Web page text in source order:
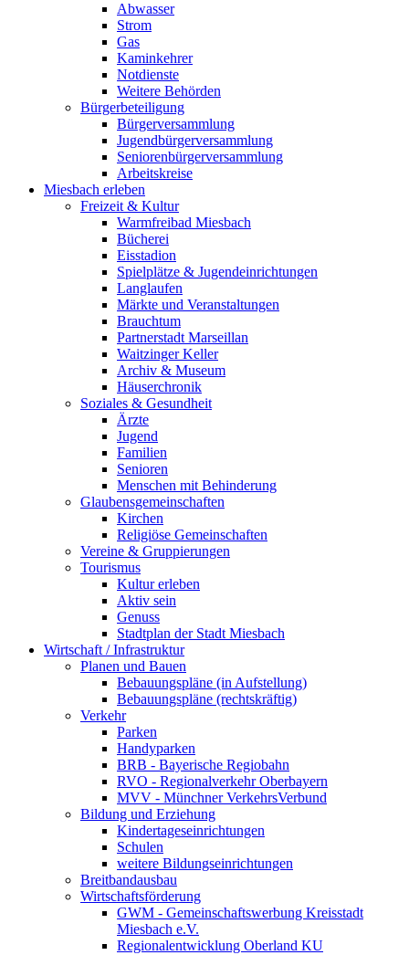
Abwasser
Strom
Gas
Kaminkehrer
Notdienste
Weitere Behörden
Bürgerbeteiligung
Bürgerversammlung
Jugendbürgerversammlung
Seniorenbürgerversammlung
Arbeitskreise
Miesbach erleben
Freizeit & Kultur
Warmfreibad Miesbach
Bücherei
Eisstadion
Spielplätze & Jugendeinrichtungen
Langlaufen
Märkte und Veranstaltungen
Brauchtum
Partnerstadt Marseillan
Waitzinger Keller
Archiv & Museum
Häuserchronik
Soziales & Gesundheit
Ärzte
Jugend
Familien
Senioren
Menschen mit Behinderung
Glaubensgemeinschaften
Kirchen
Religiöse Gemeinschaften
Vereine & Gruppierungen
Tourismus
Kultur erleben
Aktiv sein
Genuss
Stadtplan der Stadt Miesbach
Wirtschaft / Infrastruktur
Planen und Bauen
Bebauungspläne (in Aufstellung)
Bebauungspläne (rechtskräftig)
Verkehr
Parken
Handyparken
BRB - Bayerische Regiobahn
RVO - Regionalverkehr Oberbayern
MVV - Münchner VerkehrsVerbund
Bildung und Erziehung
Kindertageseinrichtungen
Schulen
weitere Bildungseinrichtungen
Breitbandausbau
Wirtschaftsförderung
GWM - Gemeinschaftswerbung Kreisstadt
Miesbach e.V.
Regionalentwicklung Oberland KU